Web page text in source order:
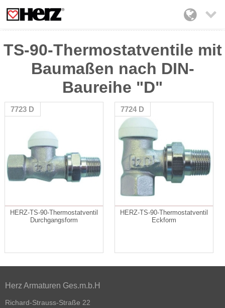

TS-90-Thermostatventile mit
Baumaßen nach DIN-
Baureihe "D"
7723 D
HERZ-TS-90-Thermostatventil
Durchgangsform
7724 D
HERZ-TS-90-Thermostatventil
Eckform
Herz Armaturen Ges.m.b.H
Richard-Strauss-Straße 22